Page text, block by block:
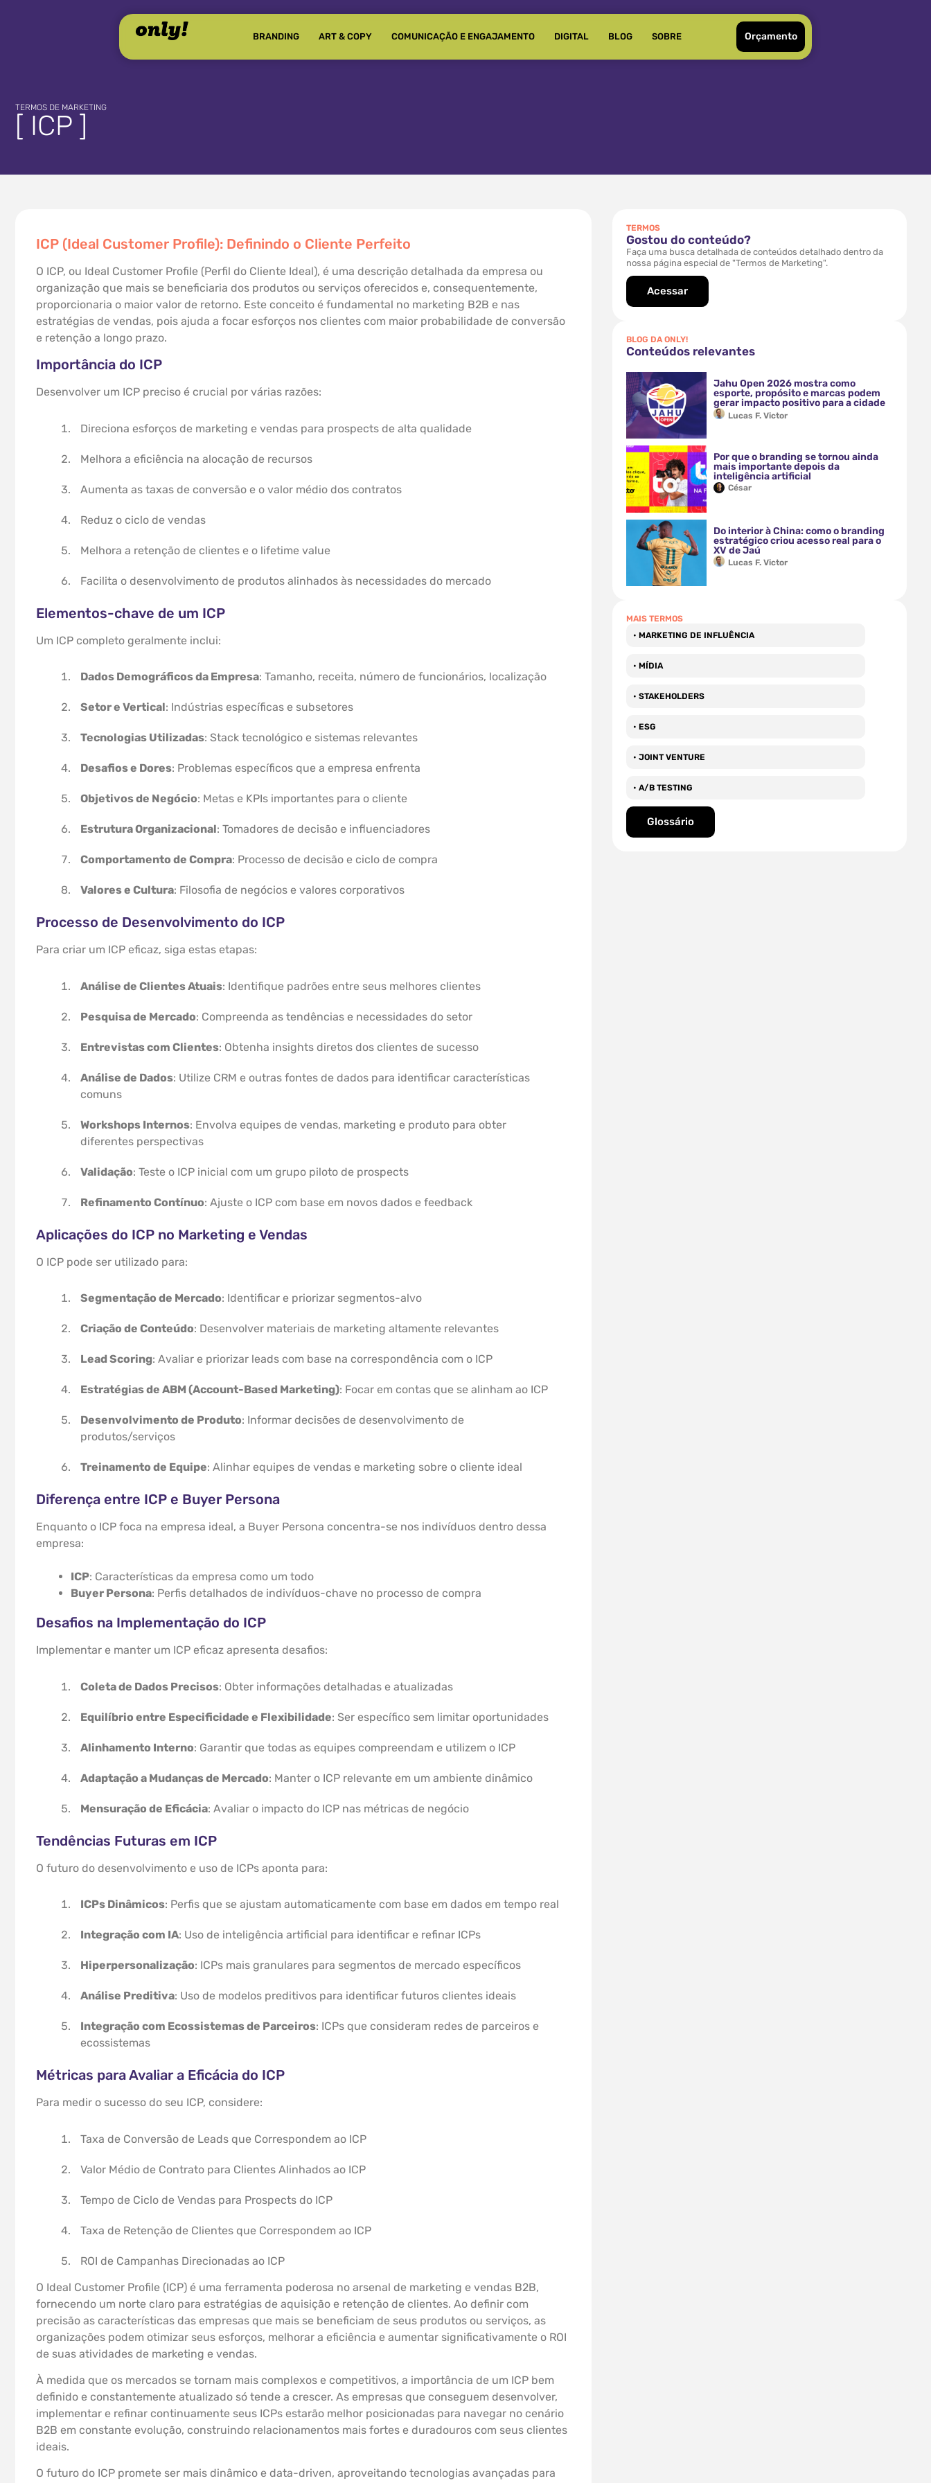
BRANDING ART & COPY COMUNICAÇÃO E ENGAJAMENTO DIGITAL BLOG SOBRE Orçamento
TERMOS DE MARKETING
[ ICP ]
ICP (Ideal Customer Profile): Definindo o Cliente Perfeito
O ICP, ou Ideal Customer Profile (Perfil do Cliente Ideal), é uma descrição detalhada da empresa ou
organização que mais se beneficiaria dos produtos ou serviços oferecidos e, consequentemente,
proporcionaria o maior valor de retorno. Este conceito é fundamental no marketing B2B e nas
estratégias de vendas, pois ajuda a focar esforços nos clientes com maior probabilidade de conversão
e retenção a longo prazo.
Importância do ICP
Desenvolver um ICP preciso é crucial por várias razões:
Direciona esforços de marketing e vendas para prospects de alta qualidade
Melhora a eficiência na alocação de recursos
Aumenta as taxas de conversão e o valor médio dos contratos
Reduz o ciclo de vendas
Melhora a retenção de clientes e o lifetime value
Facilita o desenvolvimento de produtos alinhados às necessidades do mercado
Elementos-chave de um ICP
Um ICP completo geralmente inclui:
Dados Demográficos da Empresa: Tamanho, receita, número de funcionários, localização
Setor e Vertical: Indústrias específicas e subsetores
Tecnologias Utilizadas: Stack tecnológico e sistemas relevantes
Desafios e Dores: Problemas específicos que a empresa enfrenta
Objetivos de Negócio: Metas e KPIs importantes para o cliente
Estrutura Organizacional: Tomadores de decisão e influenciadores
Comportamento de Compra: Processo de decisão e ciclo de compra
Valores e Cultura: Filosofia de negócios e valores corporativos
Processo de Desenvolvimento do ICP
Para criar um ICP eficaz, siga estas etapas:
Análise de Clientes Atuais: Identifique padrões entre seus melhores clientes
Pesquisa de Mercado: Compreenda as tendências e necessidades do setor
Entrevistas com Clientes: Obtenha insights diretos dos clientes de sucesso
Análise de Dados: Utilize CRM e outras fontes de dados para identificar características
comuns
Workshops Internos: Envolva equipes de vendas, marketing e produto para obter
diferentes perspectivas
Validação: Teste o ICP inicial com um grupo piloto de prospects
Refinamento Contínuo: Ajuste o ICP com base em novos dados e feedback
Aplicações do ICP no Marketing e Vendas
O ICP pode ser utilizado para:
Segmentação de Mercado: Identificar e priorizar segmentos-alvo
Criação de Conteúdo: Desenvolver materiais de marketing altamente relevantes
Lead Scoring: Avaliar e priorizar leads com base na correspondência com o ICP
Estratégias de ABM (Account-Based Marketing): Focar em contas que se alinham ao ICP
Desenvolvimento de Produto: Informar decisões de desenvolvimento de
produtos/serviços
Treinamento de Equipe: Alinhar equipes de vendas e marketing sobre o cliente ideal
Diferença entre ICP e Buyer Persona
Enquanto o ICP foca na empresa ideal, a Buyer Persona concentra-se nos indivíduos dentro dessa
empresa:
ICP: Características da empresa como um todo
Buyer Persona: Perfis detalhados de indivíduos-chave no processo de compra
Desafios na Implementação do ICP
Implementar e manter um ICP eficaz apresenta desafios:
Coleta de Dados Precisos: Obter informações detalhadas e atualizadas
Equilíbrio entre Especificidade e Flexibilidade: Ser específico sem limitar oportunidades
Alinhamento Interno: Garantir que todas as equipes compreendam e utilizem o ICP
Adaptação a Mudanças de Mercado: Manter o ICP relevante em um ambiente dinâmico
Mensuração de Eficácia: Avaliar o impacto do ICP nas métricas de negócio
Tendências Futuras em ICP
O futuro do desenvolvimento e uso de ICPs aponta para:
ICPs Dinâmicos: Perfis que se ajustam automaticamente com base em dados em tempo real
Integração com IA: Uso de inteligência artificial para identificar e refinar ICPs
Hiperpersonalização: ICPs mais granulares para segmentos de mercado específicos
Análise Preditiva: Uso de modelos preditivos para identificar futuros clientes ideais
Integração com Ecossistemas de Parceiros: ICPs que consideram redes de parceiros e
ecossistemas
Métricas para Avaliar a Eficácia do ICP
Para medir o sucesso do seu ICP, considere:
Taxa de Conversão de Leads que Correspondem ao ICP
Valor Médio de Contrato para Clientes Alinhados ao ICP
Tempo de Ciclo de Vendas para Prospects do ICP
Taxa de Retenção de Clientes que Correspondem ao ICP
ROI de Campanhas Direcionadas ao ICP
O Ideal Customer Profile (ICP) é uma ferramenta poderosa no arsenal de marketing e vendas B2B,
fornecendo um norte claro para estratégias de aquisição e retenção de clientes. Ao definir com
precisão as características das empresas que mais se beneficiam de seus produtos ou serviços, as
organizações podem otimizar seus esforços, melhorar a eficiência e aumentar significativamente o ROI
de suas atividades de marketing e vendas.
À medida que os mercados se tornam mais complexos e competitivos, a importância de um ICP bem
definido e constantemente atualizado só tende a crescer. As empresas que conseguem desenvolver,
implementar e refinar continuamente seus ICPs estarão melhor posicionadas para navegar no cenário
B2B em constante evolução, construindo relacionamentos mais fortes e duradouros com seus clientes
ideais.
O futuro do ICP promete ser mais dinâmico e data-driven, aproveitando tecnologias avançadas para
TERMOS
Gostou do conteúdo?
Faça uma busca detalhada de conteúdos detalhado dentro da
nossa página especial de "Termos de Marketing".
Acessar
BLOG DA ONLY!
Conteúdos relevantes
Jahu Open 2026 mostra como
esporte, propósito e marcas podem
gerar impacto positivo para a cidade
Lucas F. Victor
Por que o branding se tornou ainda
mais importante depois da
inteligência artificial
César
Do interior à China: como o branding
estratégico criou acesso real para o
XV de Jaú
Lucas F. Victor
MAIS TERMOS
• MARKETING DE INFLUÊNCIA
• MÍDIA
• STAKEHOLDERS
• ESG
• JOINT VENTURE
• A/B TESTING
Glossário